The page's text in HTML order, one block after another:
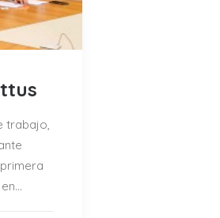
trabajo,